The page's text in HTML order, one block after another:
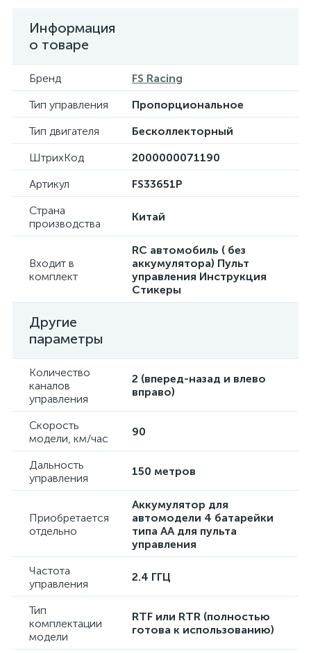
Информация
о товаре
Бренд
FS Racing
Тип управления
Пропорциональное
Тип двигателя
Бесколлекторный
ШтрихКод
2000000071190
Артикул
FS33651P
Страна
производства
Китай
Входит в
комплект
RC автомобиль ( без
аккумулятора) Пульт
управления Инструкция
Стикеры
Другие
параметры
Количество
каналов
управления
2 (вперед-назад и влево
вправо)
Скорость
модели, км/час
90
Дальность
управления
150 метров
Приобретается
отдельно
Аккумулятор для
автомодели 4 батарейки
типа АА для пульта
управления
Частота
управления
2.4 ГГЦ
Тип
комплектации
модели
RTF или RTR (полностью
готова к использованию)